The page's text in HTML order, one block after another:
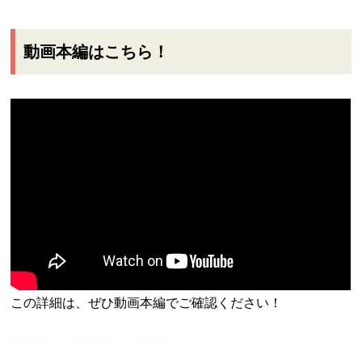
動画本編はこちら！
この詳細は、ぜひ動画本編でご確認ください！